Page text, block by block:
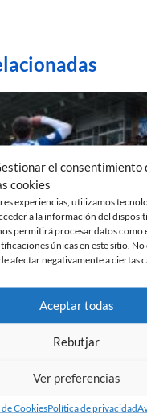
el consentimiento
cookies
experiencias, utilizamos
a la información del
permitirá procesar datos
únicas en este sitio.
afectar negativamente a ciertas
Aceptar todas
Rebutjar
Ver preferencias
CookiesPolítica de privacidad
ANTE LA